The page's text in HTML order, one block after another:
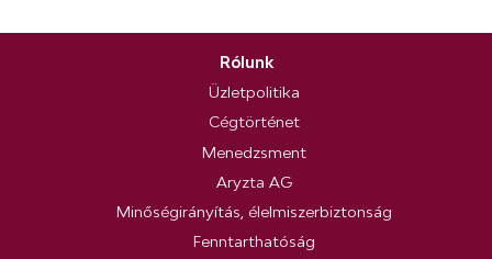
Rólunk
Üzletpolitika
Cégtörténet
Menedzsment
Aryzta AG
Minőségirányítás, élelmiszerbiztonság
Fenntarthatóság